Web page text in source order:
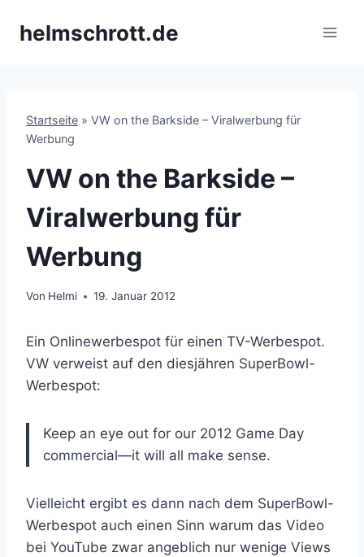
Inhalthelmschrott.de
Startseite » VW on the Barkside – Viralwerbung für
Werbung
VW on the Barkside –
Viralwerbung für
Werbung
Von Helmi 19. Januar 2012
Ein Onlinewerbespot für einen TV-Werbespot.
VW verweist auf den diesjähren SuperBowl-
Werbespot:
Keep an eye out for our 2012 Game Day
commercial—it will all make sense.
Vielleicht ergibt es dann nach dem SuperBowl-
Werbespot auch einen Sinn warum das Video
bei YouTube zwar angeblich nur wenige Views